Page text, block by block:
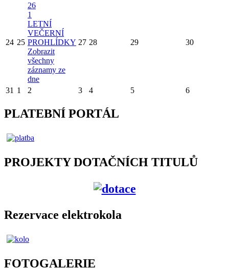
24 25
26
1
LETNÍ
VEČERNÍ
PROHLÍDKY
Zobrazit
všechny
záznamy ze
dne
27 28 29 30
31 1 2 3 4 5 6
PLATEBNÍ PORTÁL
PROJEKTY DOTAČNÍCH TITULŮ
Rezervace elektrokola
FOTOGALERIE